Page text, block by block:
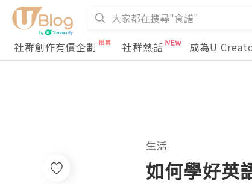
社群創作有價企劃
社群熱話 成為U
生活
如何學好英